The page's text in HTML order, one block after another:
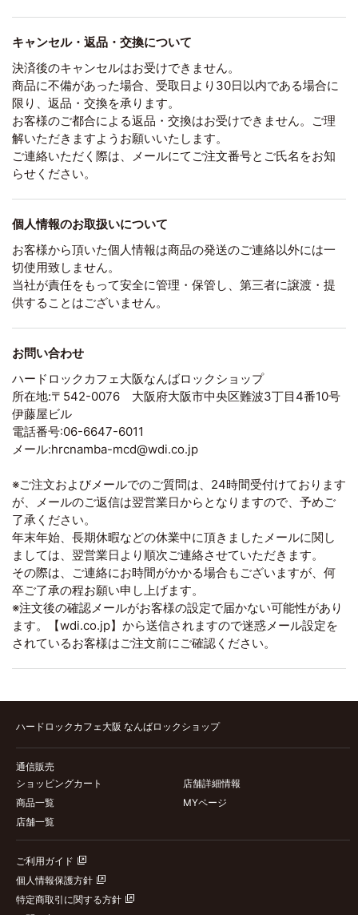
キャンセル・返品・交換について
決済後のキャンセルはお受けできません。
商品に不備があった場合、受取日より30日以内である場合に
限り、返品・交換を承ります。
お客様のご都合による返品・交換はお受けできません。ご理
解いただきますようお願いいたします。
ご連絡いただく際は、メールにてご注文番号とご氏名をお知
らせください。
個人情報のお取扱いについて
お客様から頂いた個人情報は商品の発送のご連絡以外には一
切使用致しません。
当社が責任をもって安全に管理・保管し、第三者に譲渡・提
供することはございません。
お問い合わせ
ハードロックカフェ大阪なんばロックショップ
所在地:〒542-0076 大阪府大阪市中央区難波3丁目4番10号
伊藤屋ビル
電話番号:06-6647-6011
メール:hrcnamba-mcd@wdi.co.jp
※ご注文およびメールでのご質問は、24時間受付けております
が、メールのご返信は翌営業日からとなりますので、予めご
了承ください。
年末年始、長期休暇などの休業中に頂きましたメールに関し
ましては、翌営業日より順次ご連絡させていただきます。
その際は、ご連絡にお時間がかかる場合もございますが、何
卒ご了承の程お願い申し上げます。
※注文後の確認メールがお客様の設定で届かない可能性があり
ます。【wdi.co.jp】から送信されますので迷惑メール設定を
されているお客様はご注文前にご確認ください。
ハードロックカフェ大阪 なんばロックショップ
通信販売
ショッピングカート
商品一覧
店舗一覧
店舗詳細情報
MYページ
ご利用ガイド
特定商取引に関する方針
個人情報保護方針